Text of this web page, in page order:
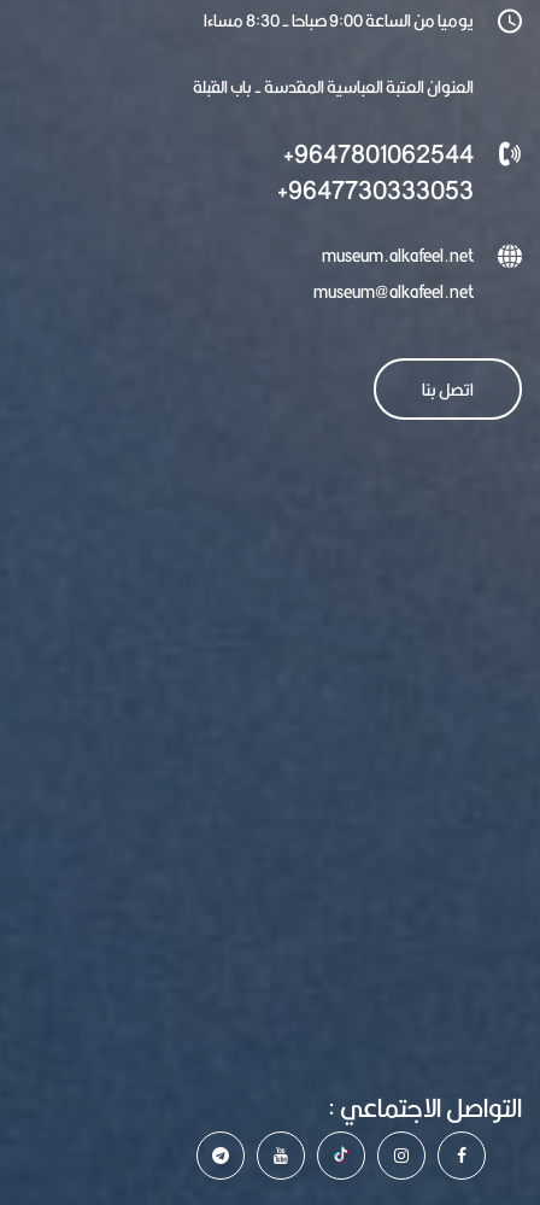
يوميا من الساعة 9:00 صباحا - 8:30 مساءا
العنوان العتبة العباسية المقدسة - باب القبلة
9647801062544+
9647730333053+
museum.alkafeel.net
museum@alkafeel.net
اتصل بنا
التواصل الاجتماعي :